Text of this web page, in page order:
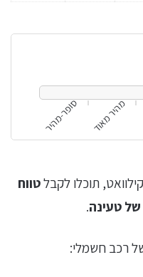
מהיר מאוד סופר-מהיר
טווח
.
רכב חשמלי: